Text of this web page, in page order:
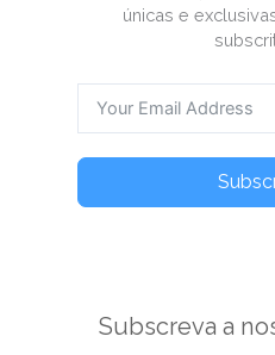
únicas e
Subscreva a